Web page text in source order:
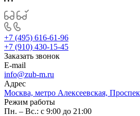
+7 (495) 616-61-96
+7 (910) 430-15-45
Заказать звонок
E-mail
info@zub-m.ru
Адрес
Москва, метро Алексеевская,
Режим работы
Пн. – Вс.: с 9:00 до 21:00